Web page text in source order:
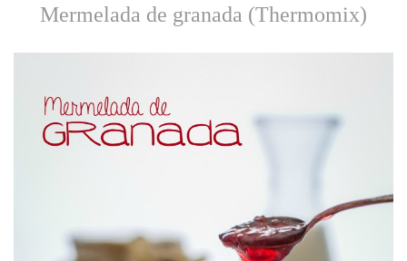
Mermelada de granada (Thermomix)